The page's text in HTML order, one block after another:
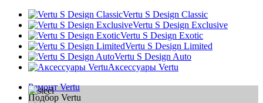
Vertu S Design Classic
Vertu S Design Exclusive
Vertu S Design Exotic
Vertu S Design Limited
Vertu S Design Auto
Аксессуары Vertu
Ремонт Vertu
Подбор Vertu